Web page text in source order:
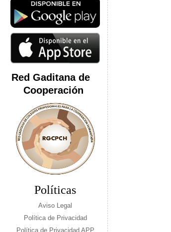
Red Gaditana de
Cooperación
Políticas
Aviso Legal
Política de Privacidad
Política de Privacidad APP